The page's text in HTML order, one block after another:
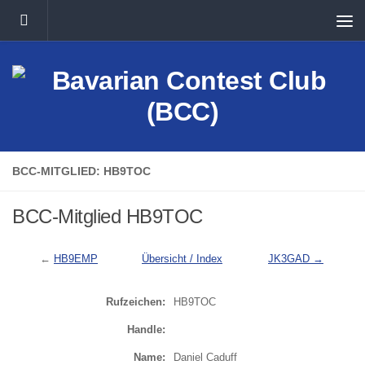
Unter dem Inhalt
BCC-MITGLIED: HB9TOC
BCC-Mitglied HB9TOC
← HB9EMP Übersicht / Index JK3GAD →
Rufzeichen: HB9TOC
Handle:
Name: Daniel Caduff